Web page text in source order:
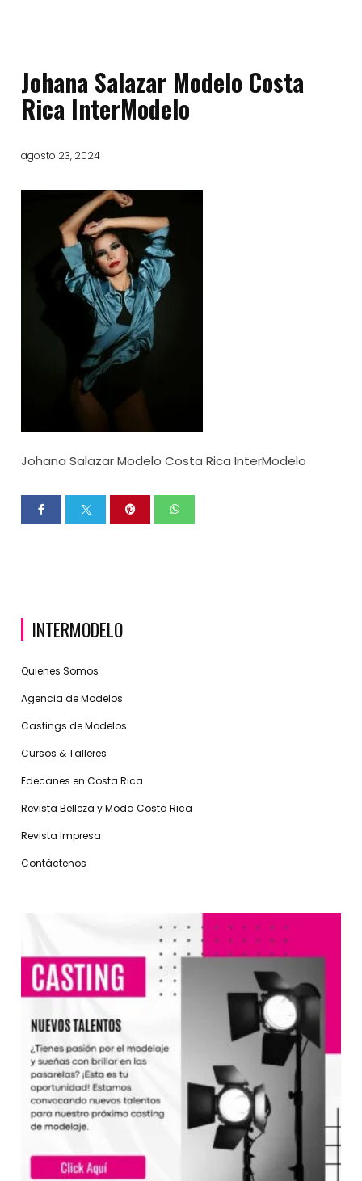
Johana Salazar Modelo Costa
Rica InterModelo
agosto 23, 2024
Johana Salazar Modelo Costa Rica InterModelo
INTERMODELO
Quienes Somos
Agencia de Modelos
Castings de Modelos
Cursos & Talleres
Edecanes en Costa Rica
Revista Belleza y Moda Costa Rica
Revista Impresa
Contáctenos